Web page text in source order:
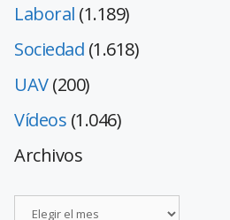
Laboral (1.189)
Sociedad (1.618)
UAV(200)
Vídeos (1.046)
Archivos